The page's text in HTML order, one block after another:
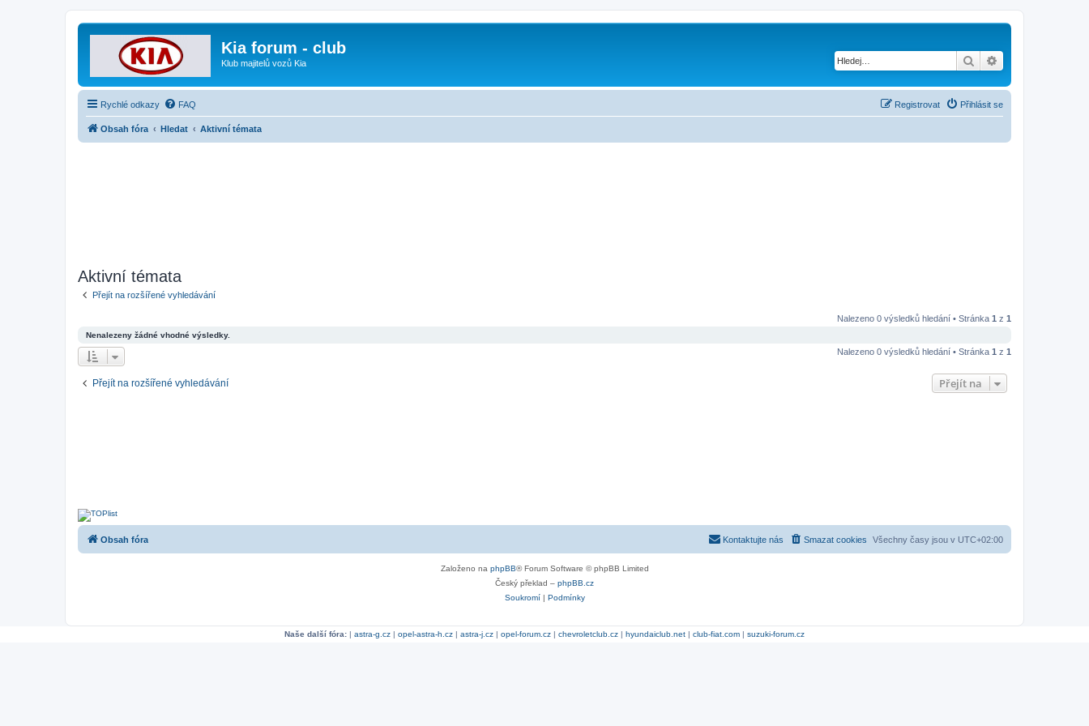
Kia forum - club
Klub majitelů vozů Kia Hledat
Rychlé odkazy FAQ Přihlásit se
Registrovat
Obsah fóra Hledat Aktivní témata
Aktivní témata
Přejít na rozšířené vyhledávání
Nalezeno 0 výsledků hledání • Stránka 1 z 1
Nenalezeny žádné vhodné výsledky.
Nalezeno 0 výsledků hledání • Stránka 1 z 1
Přejít na rozšířené vyhledávání Přejít na
Obsah fóra Všechny časy jsou v UTC+02:00
Smazat cookies
Kontaktujte nás
Založeno na phpBB® Forum Software © phpBB Limited
Český překlad – phpBB.cz
Soukromí| Podmínky
Naše další fóra: | astra-g.cz | opel-astra-h.cz | astra-j.cz | opel-forum.cz | chevroletclub.cz | hyundaiclub.net | club-fiat.com | suzuki-forum.cz